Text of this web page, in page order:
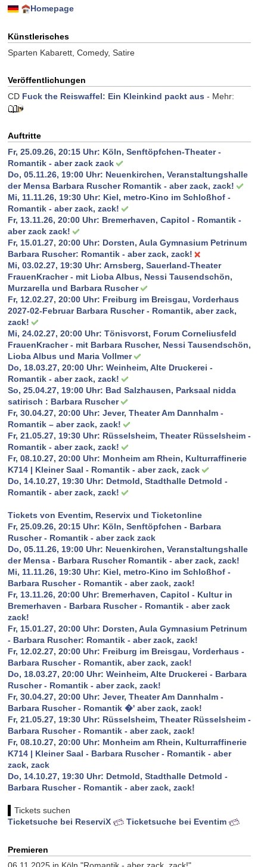
Homepage
Künstlerisches
Sparten Kabarett, Comedy, Satire
Veröffentlichungen
CD Fuck the Reiswaffel: Ein Kleinkind packt aus - Mehr:
Auftritte
Fr, 25.09.26, 20:15 Uhr: Köln, Senftöpfchen-Theater -
Romantik - aber zack zack
Do, 05.11.26, 19:00 Uhr: Neuenkirchen, Veranstaltungshalle
der Mensa Barbara Ruscher Romantik - aber zack, zack!
Mi, 11.11.26, 19:30 Uhr: Kiel, metro-Kino im Schloßhof -
Romantik - aber zack, zack!
Fr, 13.11.26, 20:00 Uhr: Bremerhaven, Capitol - Romantik -
aber zack zack!
Fr, 15.01.27, 20:00 Uhr: Dorsten, Aula Gymnasium Petrinum
Barbara Ruscher: Romantik - aber zack, zack!
Mi, 03.02.27, 19:30 Uhr: Arnsberg, Sauerland-Theater
FrauenKracher - mit Lioba Albus, Nessi Tausendschön,
Murzarella und Barbara Ruscher
Fr, 12.02.27, 20:00 Uhr: Freiburg im Breisgau, Vorderhaus
2027-02-Februar Barbara Ruscher - Romantik, aber zack,
zack!
Mi, 24.02.27, 20:00 Uhr: Tönisvorst, Forum Corneliusfeld
FrauenKracher - mit Barbara Ruscher, Nessi Tausendschön,
Lioba Albus und Maria Vollmer
Do, 18.03.27, 20:00 Uhr: Weinheim, Alte Druckerei -
Romantik - aber zack, zack!
So, 25.04.27, 19:00 Uhr: Bad Salzhausen, Parksaal nidda
satirisch : Barbara Ruscher
Fr, 30.04.27, 20:00 Uhr: Jever, Theater Am Dannhalm -
Romantik – aber zack, zack!
Fr, 21.05.27, 19:30 Uhr: Rüsselsheim, Theater Rüsselsheim -
Romantik - aber zack, zack!
Fr, 08.10.27, 20:00 Uhr: Monheim am Rhein, Kulturraffinerie
K714 | Kleiner Saal - Romantik - aber zack, zack
Do, 14.10.27, 19:30 Uhr: Detmold, Stadthalle Detmold -
Romantik - aber zack, zack!
Tickets von Eventim, Reservix und Ticketonline
Fr, 25.09.26, 20:15 Uhr: Köln, Senftöpfchen - Barbara
Ruscher - Romantik - aber zack zack
Do, 05.11.26, 19:00 Uhr: Neuenkirchen, Veranstaltungshalle
der Mensa - Barbara Ruscher Romantik - aber zack, zack!
Mi, 11.11.26, 19:30 Uhr: Kiel, metro-Kino im Schloßhof -
Barbara Ruscher - Romantik - aber zack, zack!
Fr, 13.11.26, 20:00 Uhr: Bremerhaven, Capitol - Kultur in
Bremerhaven - Barbara Ruscher - Romantik - aber zack
zack!
Fr, 15.01.27, 20:00 Uhr: Dorsten, Aula Gymnasium Petrinum
- Barbara Ruscher: Romantik - aber zack, zack!
Fr, 12.02.27, 20:00 Uhr: Freiburg im Breisgau, Vorderhaus -
Barbara Ruscher - Romantik, aber zack, zack!
Do, 18.03.27, 20:00 Uhr: Weinheim, Alte Druckerei - Barbara
Ruscher - Romantik - aber zack, zack!
Fr, 30.04.27, 20:00 Uhr: Jever, Theater Am Dannhalm -
Barbara Ruscher - Romantik �' aber zack, zack!
Fr, 21.05.27, 19:30 Uhr: Rüsselsheim, Theater Rüsselsheim -
Barbara Ruscher - Romantik - aber zack, zack!
Fr, 08.10.27, 20:00 Uhr: Monheim am Rhein, Kulturraffinerie
K714 | Kleiner Saal - Barbara Ruscher - Romantik - aber
zack, zack
Do, 14.10.27, 19:30 Uhr: Detmold, Stadthalle Detmold -
Barbara Ruscher - Romantik - aber zack, zack!
Tickets suchen
Ticketsuche bei ReserviX
Ticketsuche bei Eventim
Premieren